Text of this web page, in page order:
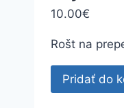
10.00€
Rošt na
Pridať do